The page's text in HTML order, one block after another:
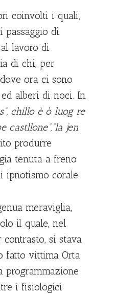
coinvolti i quali,
passaggio di
lavoro di
di chi, per
ora ci sono
alberi di noci. In
chilloè òluog re
castllone”,“la jen
produrre
tenuta a freno
ipnotismo corale.
meraviglia,
il quale, nel
si stava
fatto vittima Orta
programmazione
i fisiologici